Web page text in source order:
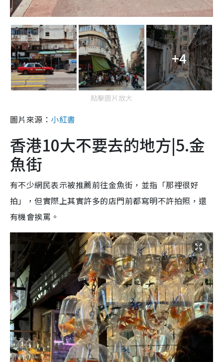
+4
點擊圖片放大
圖片來源： 小紅書
香港10大不要去的地方|5.金
魚街
有不少網民表示被推薦前往金魚街，並指「那裡很好
拍」，但實際上其實許多的店門前都寫明不許拍照，還
有機會挨罵。